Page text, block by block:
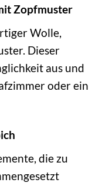
Zopfmuster
Wolle,
Dieser
aus und
oder ein
die zu